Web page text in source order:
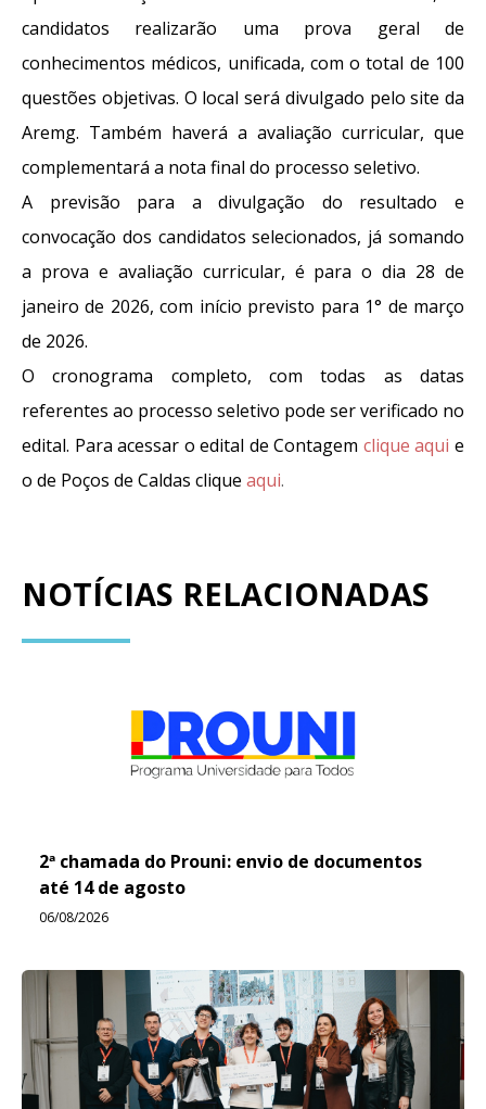
candidatos realizarão uma prova geral de
conhecimentos médicos, unificada, com o total de 100
questões objetivas. O local será divulgado pelo site da
Aremg. Também haverá a avaliação curricular, que
complementará a nota final do processo seletivo.
A previsão para a divulgação do resultado e
convocação dos candidatos selecionados, já somando
a prova e avaliação curricular, é para o dia 28 de
janeiro de 2026, com início previsto para 1° de março
de 2026.
O cronograma completo, com todas as datas
referentes ao processo seletivo pode ser verificado no
edital. Para acessar o edital de Contagem clique aqui e
o de Poços de Caldas clique aqui.
NOTÍCIAS RELACIONADAS
2ª chamada do Prouni: envio de documentos
até 14 de agosto
06/08/2026